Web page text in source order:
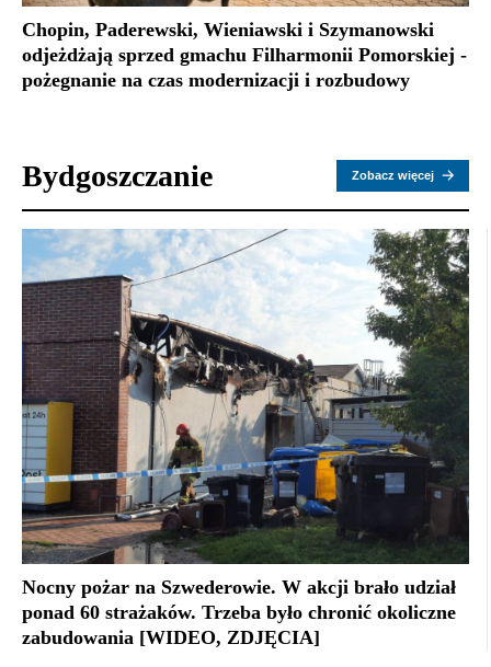
Chopin, Paderewski, Wieniawski i Szymanowski
odjeżdżają sprzed gmachu Filharmonii Pomorskiej -
pożegnanie na czas modernizacji i rozbudowy
Bydgoszczanie Zobacz więcej
Nocny pożar na Szwederowie. W akcji brało udział
ponad 60 strażaków. Trzeba było chronić okoliczne
zabudowania [WIDEO, ZDJĘCIA]